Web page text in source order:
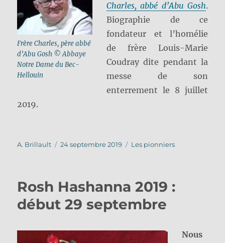
Frère Charles, père abbé
d’Abu Gosh © Abbaye
Notre Dame du Bec-
Hellouin
Charles, abbé d’Abu Gosh.
Biographie de ce
fondateur et l’homélie
de frère Louis-Marie
Coudray dite pendant la
messe de son
enterrement le 8 juillet
2019.
Auteur
A. Brillault
Publié
24 septembre 2019 Catégories
Les pionniers
Rosh Hashanna 2019 :
début 29 septembre
Nous